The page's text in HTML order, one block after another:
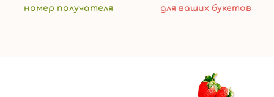
номер получателя для ваших букетов